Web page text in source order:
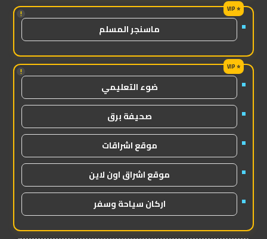
!
ماسنجر المسلم
!
ضوء التعليمي
صحيفة برق
موقع اشراقات
موقع اشراق اون لاين
اركان سياحة وسفر